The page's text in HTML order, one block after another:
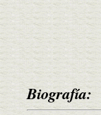
Biografía: